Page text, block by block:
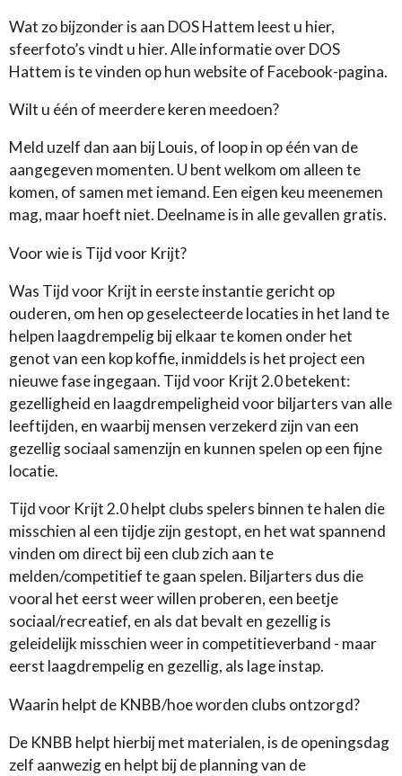
Wat zo bijzonder is aan DOS Hattem leest u hier,
sfeerfoto’s vindt u hier. Alle informatie over DOS
Hattem is te vinden op hun website of Facebook-pagina.
Wilt u één of meerdere keren meedoen?
Meld uzelf dan aan bij Louis, of loop in op één van de
aangegeven momenten. U bent welkom om alleen te
komen, of samen met iemand. Een eigen keu meenemen
mag, maar hoeft niet. Deelname is in alle gevallen gratis.
Voor wie is Tijd voor Krijt?
Was Tijd voor Krijt in eerste instantie gericht op
ouderen, om hen op geselecteerde locaties in het land te
helpen laagdrempelig bij elkaar te komen onder het
genot van een kop koffie, inmiddels is het project een
nieuwe fase ingegaan. Tijd voor Krijt 2.0 betekent:
gezelligheid en laagdrempeligheid voor biljarters van alle
leeftijden, en waarbij mensen verzekerd zijn van een
gezellig sociaal samenzijn en kunnen spelen op een fijne
locatie.
Tijd voor Krijt 2.0 helpt clubs spelers binnen te halen die
misschien al een tijdje zijn gestopt, en het wat spannend
vinden om direct bij een club zich aan te
melden/competitief te gaan spelen. Biljarters dus die
vooral het eerst weer willen proberen, een beetje
sociaal/recreatief, en als dat bevalt en gezellig is
geleidelijk misschien weer in competitieverband - maar
eerst laagdrempelig en gezellig, als lage instap.
Waarin helpt de KNBB/hoe worden clubs ontzorgd?
De KNBB helpt hierbij met materialen, is de openingsdag
zelf aanwezig en helpt bij de planning van de